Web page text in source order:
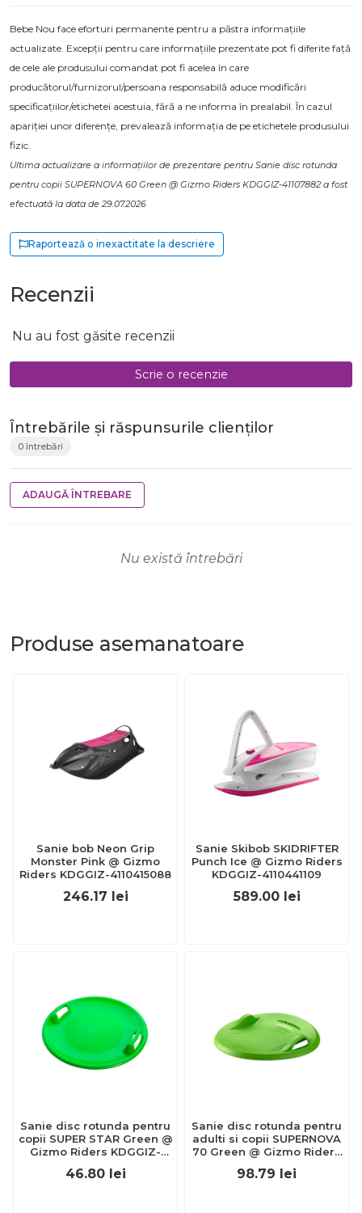
Bebe Nou face eforturi permanente pentru a păstra informațiile
actualizate. Excepții pentru care informațiile prezentate pot fi diferite față
de cele ale produsului comandat pot fi acelea în care
producătorul/furnizorul/persoana responsabilă aduce modificări
specificațiilor/etichetei acestuia, fără a ne informa în prealabil. În cazul
apariției unor diferențe, prevalează informația de pe etichetele produsului
fizic.
Ultima actualizare a informațiilor de prezentare pentru Sanie disc rotunda
pentru copii SUPERNOVA 60 Green @ Gizmo Riders KDGGIZ-41107882 a fost
efectuată la data de 29.07.2026
Raportează o inexactitate la descriere
Recenzii
Nu au fost găsite recenzii
Scrie o recenzie
Întrebările și răspunsurile clienților
0 întrebări
ADAUGĂ ÎNTREBARE
Nu există întrebări
Produse asemanatoare
Sanie bob Neon Grip
Monster Pink @ Gizmo
Riders KDGGIZ-4110415088
246.17 lei
Sanie Skibob SKIDRIFTER
Punch Ice @ Gizmo Riders
KDGGIZ-4110441109
589.00 lei
Sanie disc rotunda pentru
copii SUPER STAR Green @
Gizmo Riders KDGGIZ-
46.80 lei
Sanie disc rotunda pentru
adulti si copii SUPERNOVA
70 Green @ Gizmo Riders
KDGGIZ-41107892
98.79 lei